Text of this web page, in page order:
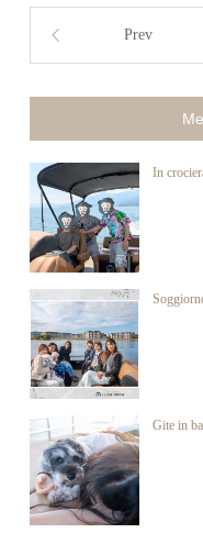
Prev
In
Gite in